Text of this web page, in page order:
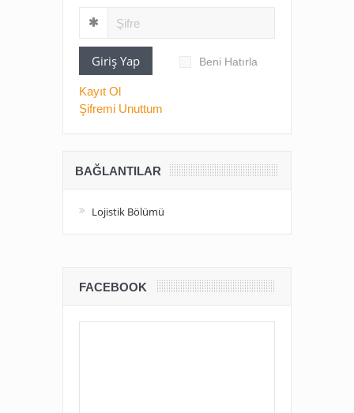
Giriş Yap Beni Hatırla
Kayıt Ol
Şifremi Unuttum
BAĞLANTILAR
Lojistik Bölümü
FACEBOOK